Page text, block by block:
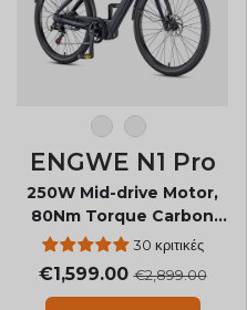
Πράσινο μελάνι
Γκρι ανθρακί
ENGWE N1 Pro
250W Mid-drive Motor,
80Nm Torque Carbon
Fiber City E-bike
30 κριτικές
€1,599.00€2,899.00